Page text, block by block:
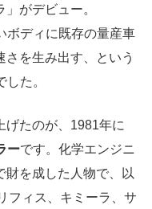
がデビュー。
ボディに既存の量産車
を生み出す、という
た。
げたのが、1981年に
ーです。化学エンジニ
財を成した人物で、以
フィス、キミーラ、サ